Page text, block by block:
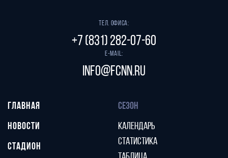
Тел. офиса:
+7 (831) 282-07-60
E-mail:
info@fcnn.ru
ГЛАВНАЯ
НОВОСТИ
СТАДИОН
СЕЗОН
КАЛЕНДАРЬ
СТАТИСТИКА